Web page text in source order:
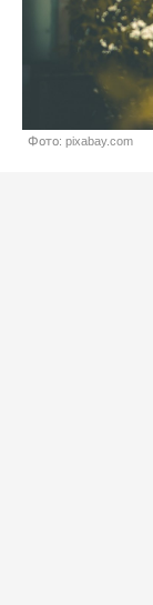
Фото: pixabay.com